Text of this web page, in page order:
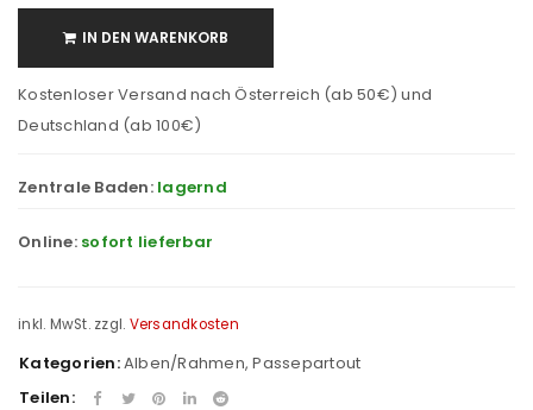
IN DEN WARENKORB
Kostenloser Versand nach Österreich (ab 50€) und
Deutschland (ab 100€)
Zentrale Baden: lagernd
Online: sofort lieferbar
inkl. MwSt. zzgl. Versandkosten
Kategorien:Alben/Rahmen,Passepartout
Teilen: